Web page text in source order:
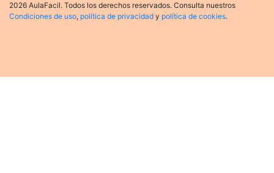
2026 AulaFacil. Todos los derechos reservados. Consulta nuestros
Condiciones de uso, política de privacidad y política de cookies.